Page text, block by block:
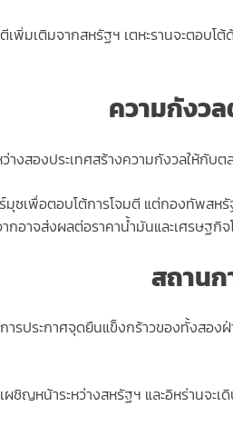
เพิ่มเติมจากสหรัฐฯ เตหะรานจะตอบ
ความกังว
งสองประเทศสร้างความกังวลให้กับ
ซเพื่อตอบโต้การโจมตี แต่กองทัพสห
กอาจส่งผลต่อราคาน้ำมันและเศรษฐกิจ
สถาน
รประกาศจุดยืนแข็งกร้าวของทั้งสอง
ญหน้าระหว่างสหรัฐฯ และอิหร่านจะ